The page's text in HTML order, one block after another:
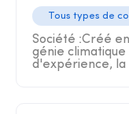
Tous types de
Société :Créé
génie
d'expérience, la